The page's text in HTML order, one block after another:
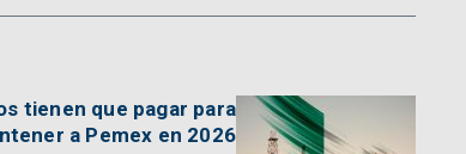
tienen que pagar para
a Pemex en 2026